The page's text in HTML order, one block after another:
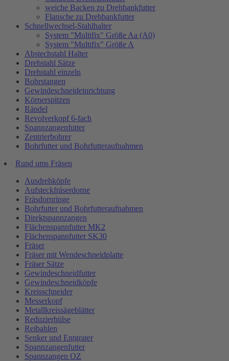
weiche Backen zu Drehbankfutter
Flansche zu Drehbankfutter
Schnellwechsel-Stahlhalter
System "Multifix" Größe Aa (A0)
System "Multifix" Größe A
Abstechstahl Halter
Drehstahl Sätze
Drehstahl einzeln
Bohrstangen
Gewindeschneideinrichtung
Körnerspitzen
Rändel
Revolverkopf 6-fach
Spannzangenfutter
Zentrierbohrer
Bohrfutter und Bohrfutteraufnahmen
Rund ums Fräsen
Ausdrehköpfe
Aufsteckfräserdorne
Fräsdornringe
Bohrfutter und Bohrfutteraufnahmen
Direktspannzangen
Flächenspannfutter MK2
Flächenspannfutter SK30
Fräser
Fräser mit Wendeschneidplatte
Fräser Sätze
Gewindeschneidfutter
Gewindeschneidköpfe
Kreisschneider
Messerkopf
Metallkreissägeblätter
Reduzierhülse
Reibahlen
Senker und Entgrater
Spannzangenfutter
Spannzangen OZ